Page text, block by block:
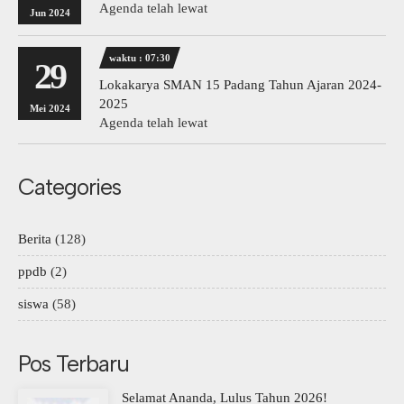
Jun 2024 Agenda telah lewat
29
Mei 2024
waktu : 07:30
Lokakarya SMAN 15 Padang Tahun Ajaran 2024-
2025
Agenda telah lewat
Categories
Berita (128)
ppdb (2)
siswa (58)
Pos Terbaru
Selamat Ananda, Lulus Tahun 2026!